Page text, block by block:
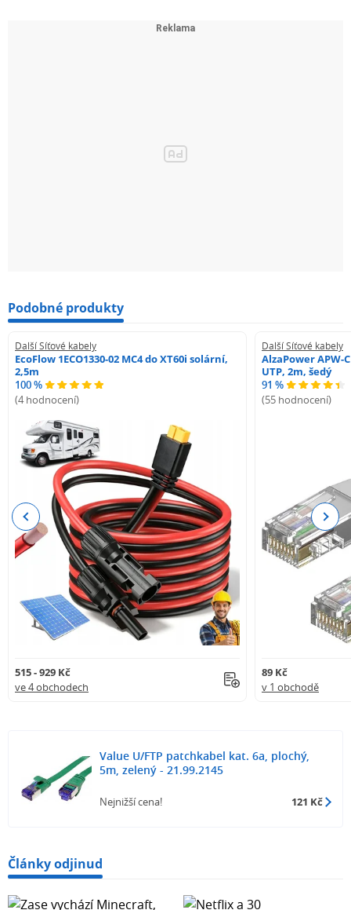
Podobné produkty
Další Síťové kabely
EcoFlow 1ECO1330-02 MC4 do XT60i solární,
2,5m
100 %
(4 hodnocení)
515 - 929 Kč
ve 4 obchodech
Další Síťové kabely
AlzaPower APW-
UTP, 2m, šedý
91 %
(55 hodnocení)
89 Kč
v 1 obchodě
Previous Next
Value U/FTP patchkabel kat. 6a, plochý,
5m, zelený - 21.99.2145
Nejnižší cena! 121 Kč
Články odjinud